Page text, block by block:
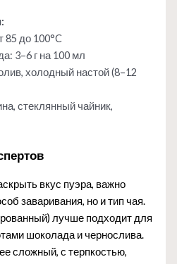
85 до 100°C
3–6 г на 100 мл
холодный настой (8–12
стеклянный чайник,
вкус пуэра, важно
заваривания, но и тип чая.
лучше подходит для
шоколада и чернослива.
сложный, с терпкостью,